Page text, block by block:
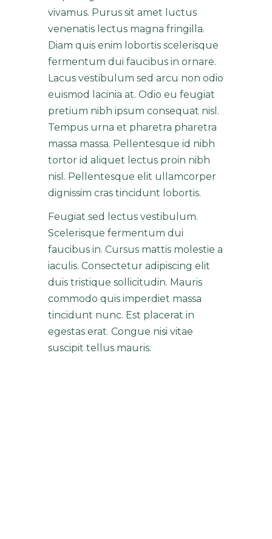
vivamus. Purus sit amet luctus
venenatis lectus magna fringilla.
Diam quis enim lobortis scelerisque
fermentum dui faucibus in ornare.
Lacus vestibulum sed arcu non odio
euismod lacinia at. Odio eu feugiat
pretium nibh ipsum consequat nisl.
Tempus urna et pharetra pharetra
massa massa. Pellentesque id nibh
tortor id aliquet lectus proin nibh
nisl. Pellentesque elit ullamcorper
dignissim cras tincidunt lobortis.
Feugiat sed lectus vestibulum.
Scelerisque fermentum dui
faucibus in. Cursus mattis molestie a
iaculis. Consectetur adipiscing elit
duis tristique sollicitudin. Mauris
commodo quis imperdiet massa
tincidunt nunc. Est placerat in
egestas erat. Congue nisi vitae
suscipit tellus mauris.